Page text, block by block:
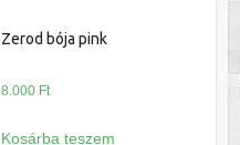
Zerod bója pink
8.000 Ft
Kosárba teszem